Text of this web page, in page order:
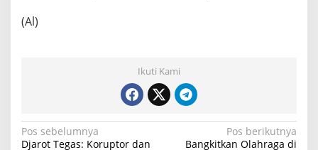
(Al)
Ikuti Kami
N
Pos sebelumnya
Djarot Tegas: Koruptor dan
Pos berikutnya
Bangkitkan Olahraga di